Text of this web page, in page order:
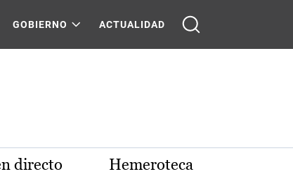
GOBIERNO ACTUALIDAD
directo Hemeroteca